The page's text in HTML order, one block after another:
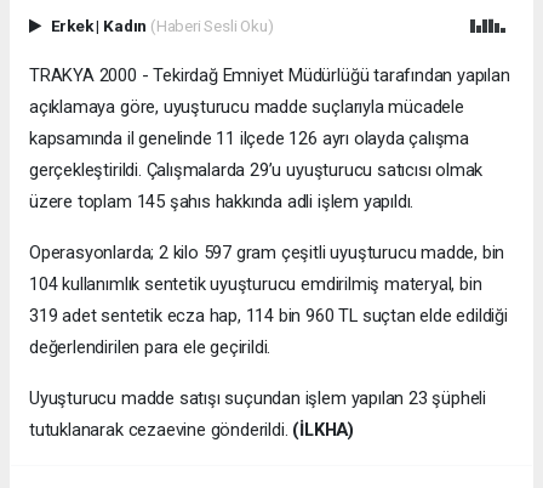
Erkek| Kadın (Haberi Sesli Oku)
TRAKYA 2000 - Tekirdağ Emniyet Müdürlüğü tarafından yapılan
açıklamaya göre, uyuşturucu madde suçlarıyla mücadele
kapsamında il genelinde 11 ilçede 126 ayrı olayda çalışma
gerçekleştirildi. Çalışmalarda 29’u uyuşturucu satıcısı olmak
üzere toplam 145 şahıs hakkında adli işlem yapıldı.
Operasyonlarda; 2 kilo 597 gram çeşitli uyuşturucu madde, bin
104 kullanımlık sentetik uyuşturucu emdirilmiş materyal, bin
319 adet sentetik ecza hap, 114 bin 960 TL suçtan elde edildiği
değerlendirilen para ele geçirildi.
Uyuşturucu madde satışı suçundan işlem yapılan 23 şüpheli
tutuklanarak cezaevine gönderildi. (İLKHA)